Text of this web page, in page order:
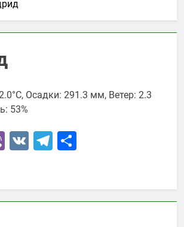
Осадки: 291.3 мм, Ветер: 2.3
53%
Viber
VK Telegram